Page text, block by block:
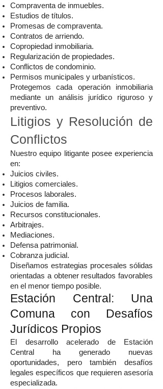
Compraventa de inmuebles.
Estudios de títulos.
Promesas de compraventa.
Contratos de arriendo.
Copropiedad inmobiliaria.
Regularización de propiedades.
Conflictos de condominio.
Permisos municipales y urbanísticos.
Protegemos cada operación inmobiliaria
mediante un análisis jurídico riguroso y
preventivo.
Litigios y Resolución de
Conflictos
Nuestro equipo litigante posee experiencia
en:
Juicios civiles.
Litigios comerciales.
Procesos laborales.
Juicios de familia.
Recursos constitucionales.
Arbitrajes.
Mediaciones.
Defensa patrimonial.
Cobranza judicial.
Diseñamos estrategias procesales sólidas
orientadas a obtener resultados favorables
en el menor tiempo posible.
Estación Central: Una
Comuna con Desafíos
Jurídicos Propios
El desarrollo acelerado de Estación
Central ha generado nuevas
oportunidades, pero también desafíos
legales específicos que requieren asesoría
especializada.